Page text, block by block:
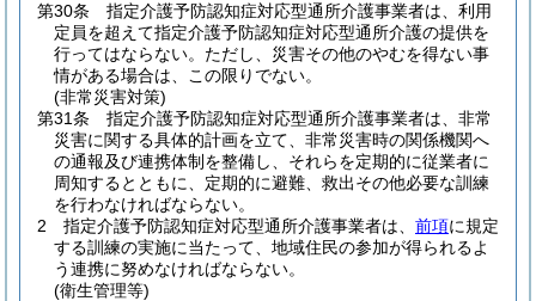
第30条
指定介護予防認知症対応型通所介護事業者は、利用
定員を超えて指定介護予防認知症対応型通所介護の提供を
行ってはならない。 ただし、災害その他のやむを得ない事
情がある場合は、この限りでない。
(非常災害対策)
第31条
指定介護予防認知症対応型通所介護事業者は、非常
災害に関する具体的計画を立て、非常災害時の関係機関へ
の通報及び連携体制を整備し、それらを定期的に従業者に
周知するとともに、定期的に避難、救出その他必要な訓練
を行わなければならない。
2
指定介護予防認知症対応型通所介護事業者は、 前項に規定
する訓練の実施に当たって、地域住民の参加が得られるよ
う連携に努めなければならない。
(衛生管理等)